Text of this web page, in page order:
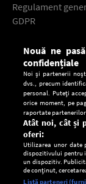
Regulament
GDPR
Descarcă
Nouă ne
confidențiale
Noi și partenerii
dvs., precum
personal. Puteți
orice moment, pe
raportate
Atât noi, cât și
oferi:
Utilizarea unor date
dispozitivului pentru
un dispozitiv.
de conținut,
Listă parteneri